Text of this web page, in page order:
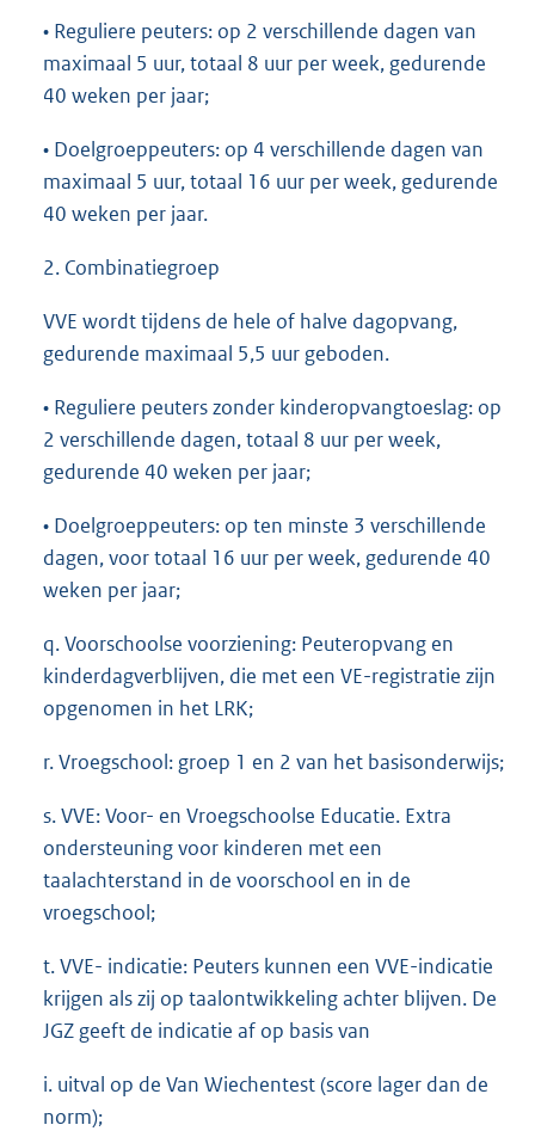
• Reguliere peuters: op 2 verschillende dagen van
maximaal 5 uur, totaal 8 uur per week, gedurende
40 weken per jaar;
• Doelgroeppeuters: op 4 verschillende dagen van
maximaal 5 uur, totaal 16 uur per week, gedurende
40 weken per jaar.
2. Combinatiegroep
VVE wordt tijdens de hele of halve dagopvang,
gedurende maximaal 5,5 uur geboden.
• Reguliere peuters zonder kinderopvangtoeslag: op
2 verschillende dagen, totaal 8 uur per week,
gedurende 40 weken per jaar;
• Doelgroeppeuters: op ten minste 3 verschillende
dagen, voor totaal 16 uur per week, gedurende 40
weken per jaar;
q. Voorschoolse voorziening: Peuteropvang en
kinderdagverblijven, die met een VE-registratie zijn
opgenomen in het LRK;
r. Vroegschool: groep 1 en 2 van het basisonderwijs;
s. VVE: Voor- en Vroegschoolse Educatie. Extra
ondersteuning voor kinderen met een
taalachterstand in de voorschool en in de
vroegschool;
t. VVE- indicatie: Peuters kunnen een VVE-indicatie
krijgen als zij op taalontwikkeling achter blijven. De
JGZ geeft de indicatie af op basis van
i. uitval op de Van Wiechentest (score lager dan de
norm);